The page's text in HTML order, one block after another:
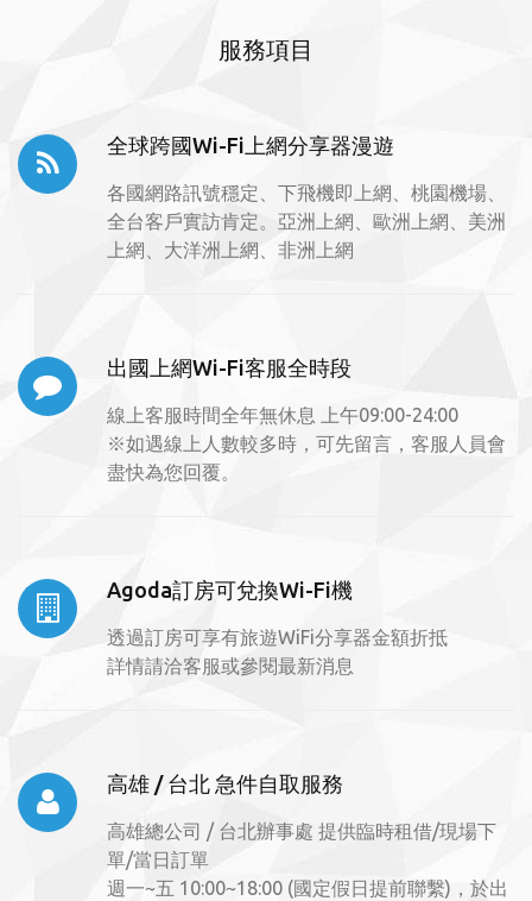
服務項目
全球跨國Wi-Fi上網分享器漫遊
各國網路訊號穩定、下飛機即上網、桃園機場、
全台客戶實訪肯定。亞洲上網、歐洲上網、美洲
上網、大洋洲上網、非洲上網
出國上網Wi-Fi客服全時段
線上客服時間全年無休息 上午09:00-24:00
※如遇線上人數較多時，可先留言，客服人員會
盡快為您回覆。
Agoda訂房可兌換Wi-Fi機
透過訂房可享有旅遊WiFi分享器金額折抵
詳情請洽客服或參閱最新消息
高雄 / 台北 急件自取服務
高雄總公司 / 台北辦事處 提供臨時租借/現場下
單/當日訂單
週一~五 10:00~18:00 (國定假日提前聯繫)，於出